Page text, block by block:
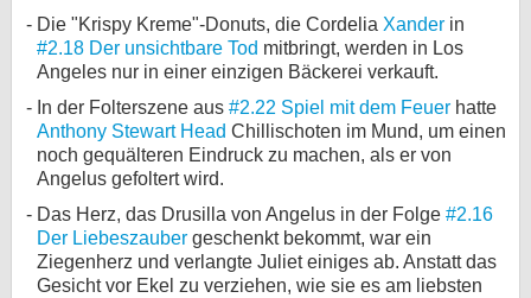
Die "Krispy Kreme"-Donuts, die Cordelia Xander in
#2.18 Der unsichtbare Tod mitbringt, werden in Los
Angeles nur in einer einzigen Bäckerei verkauft.
In der Folterszene aus #2.22 Spiel mit dem Feuer hatte
Anthony Stewart Head Chillischoten im Mund, um einen
noch gequälteren Eindruck zu machen, als er von
Angelus gefoltert wird.
Das Herz, das Drusilla von Angelus in der Folge #2.16
Der Liebeszauber geschenkt bekommt, war ein
Ziegenherz und verlangte Juliet einiges ab. Anstatt das
Gesicht vor Ekel zu verziehen, wie sie es am liebsten